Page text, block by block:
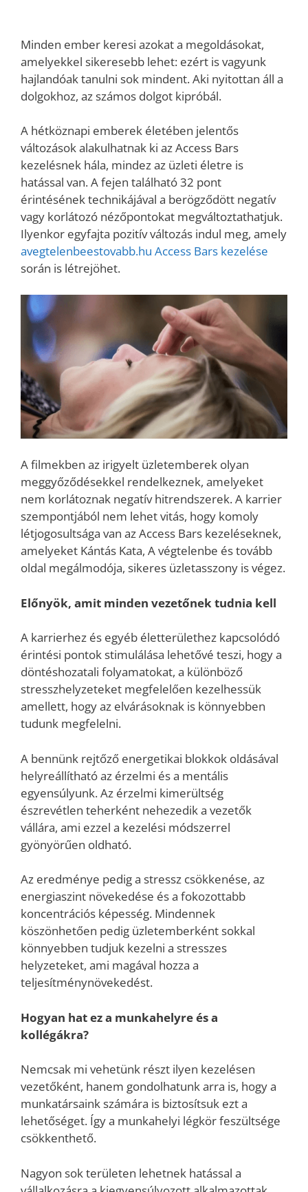
Minden ember keresi azokat a megoldásokat,
amelyekkel sikeresebb lehet: ezért is vagyunk
hajlandóak tanulni sok mindent. Aki nyitottan áll a
dolgokhoz, az számos dolgot kipróbál.
A hétköznapi emberek életében jelentős
változások alakulhatnak ki az Access Bars
kezelésnek hála, mindez az üzleti életre is
hatással van. A fejen található 32 pont
érintésének technikájával a berögződött negatív
vagy korlátozó nézőpontokat megváltoztathatjuk.
Ilyenkor egyfajta pozitív változás indul meg, amely
avegtelenbeestovabb.hu Access Bars kezelése
során is létrejöhet.
A filmekben az irigyelt üzletemberek olyan
meggyőződésekkel rendelkeznek, amelyeket
nem korlátoznak negatív hitrendszerek. A karrier
szempontjából nem lehet vitás, hogy komoly
létjogosultsága van az Access Bars kezeléseknek,
amelyeket Kántás Kata, A végtelenbe és tovább
oldal megálmodója, sikeres üzletasszony is végez.
Előnyök, amit minden vezetőnek tudnia kell
A karrierhez és egyéb életterülethez kapcsolódó
érintési pontok stimulálása lehetővé teszi, hogy a
döntéshozatali folyamatokat, a különböző
stresszhelyzeteket megfelelően kezelhessük
amellett, hogy az elvárásoknak is könnyebben
tudunk megfelelni.
A bennünk rejtőző energetikai blokkok oldásával
helyreállítható az érzelmi és a mentális
egyensúlyunk. Az érzelmi kimerültség
észrevétlen teherként nehezedik a vezetők
vállára, ami ezzel a kezelési módszerrel
gyönyörűen oldható.
Az eredménye pedig a stressz csökkenése, az
energiaszint növekedése és a fokozottabb
koncentrációs képesség. Mindennek
köszönhetően pedig üzletemberként sokkal
könnyebben tudjuk kezelni a stresszes
helyzeteket, ami magával hozza a
teljesítménynövekedést.
Hogyan hat ez a munkahelyre és a
kollégákra?
Nemcsak mi vehetünk részt ilyen kezelésen
vezetőként, hanem gondolhatunk arra is, hogy a
munkatársaink számára is biztosítsuk ezt a
lehetőséget. Így a munkahelyi légkör feszültsége
csökkenthető.
Nagyon sok területen lehetnek hatással a